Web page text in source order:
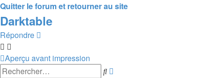
Quitter le forum et retourner au site
Darktable
Répondre
Aperçu avant impression
Rechercher